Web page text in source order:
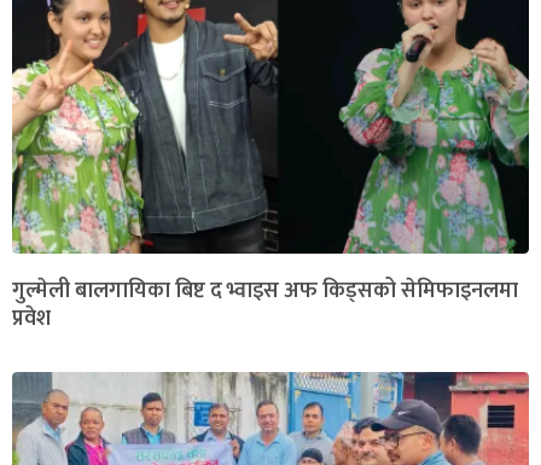
गुल्मेली बालगायिका बिष्ट द भ्वाइस अफ किड्सको सेमिफाइनलमा
प्रवेश